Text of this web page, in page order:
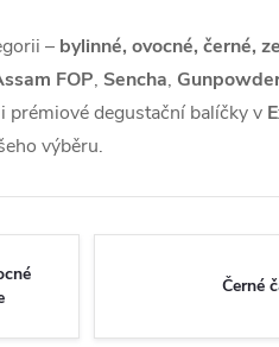
– bylinné, ovocné, černé,
FOP, Sencha,
i prémiové degustační balíčky v
výběru.
Černé